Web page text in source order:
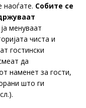
наоѓате. Собите се
менуваат
чиста и
гостински
да
наменет за гости,
што ги